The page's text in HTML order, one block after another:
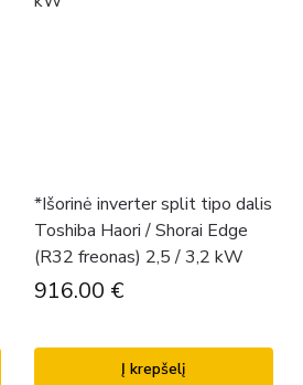
*Išorinė inverter split tipo dalis
Toshiba Haori / Shorai Edge
(R32 freonas) 2,5 / 3,2 kW
916.00 €
Į krepšelį